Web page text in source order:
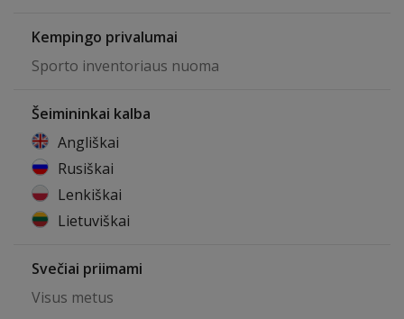
Kempingo privalumai
Sporto inventoriaus nuoma
Šeimininkai kalba
Angliškai
Rusiškai
Lenkiškai
Lietuviškai
Svečiai priimami
Visus metus